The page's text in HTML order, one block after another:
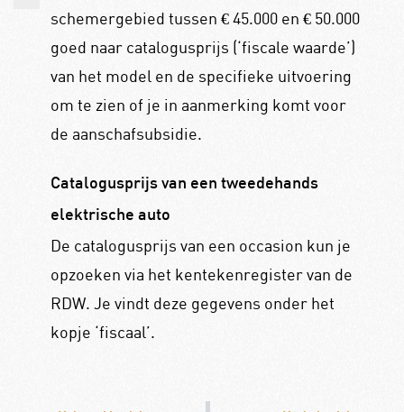
schemergebied tussen € 45.000 en € 50.000
goed naar catalogusprijs (‘fiscale waarde’)
van het model en de specifieke uitvoering
om te zien of je in aanmerking komt voor
de aanschafsubsidie.
Catalogusprijs van een tweedehands
elektrische auto
De catalogusprijs van een occasion kun je
opzoeken via het kentekenregister van de
RDW. Je vindt deze gegevens onder het
kopje ‘fiscaal’.